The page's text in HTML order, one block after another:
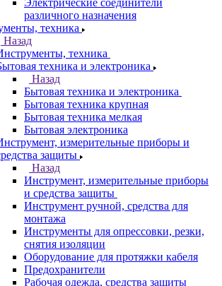
Электрические соединители
различного назначения
техника
Назад
техника
техника и электроника
Назад
Бытовая техника и электроника
Бытовая техника крупная
Бытовая техника мелкая
Бытовая электроника
измерительные приборы и
защиты
Назад
Инструмент, измерительные приборы
и средства защиты
Инструмент ручной, средства для
монтажа
Инструменты для опрессовки, резки,
снятия изоляции
Оборудование для протяжки кабеля
Предохранители
Рабочая одежда, средства защиты